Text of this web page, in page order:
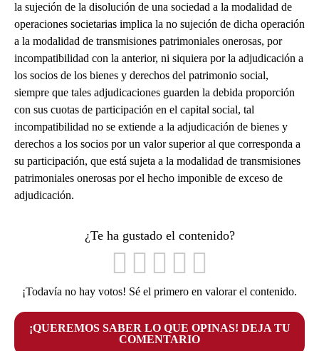
la sujeción de la disolución de una sociedad a la modalidad de
operaciones societarias implica la no sujeción de dicha operación
a la modalidad de transmisiones patrimoniales onerosas, por
incompatibilidad con la anterior, ni siquiera por la adjudicación a
los socios de los bienes y derechos del patrimonio social,
siempre que tales adjudicaciones guarden la debida proporción
con sus cuotas de participación en el capital social, tal
incompatibilidad no se extiende a la adjudicación de bienes y
derechos a los socios por un valor superior al que corresponda a
su participación, que está sujeta a la modalidad de transmisiones
patrimoniales onerosas por el hecho imponible de exceso de
adjudicación.
¿Te ha gustado el contenido?
¡Todavía no hay votos! Sé el primero en valorar el contenido.
¡QUEREMOS SABER LO QUE OPINAS! DEJA TU
COMENTARIO